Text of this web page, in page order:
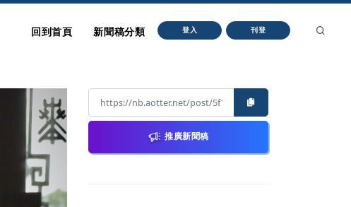
回到首頁 新聞稿分類 登入 刊登
推廣新聞稿